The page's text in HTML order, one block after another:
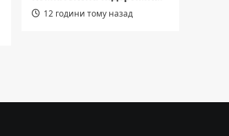
12 години тому назад